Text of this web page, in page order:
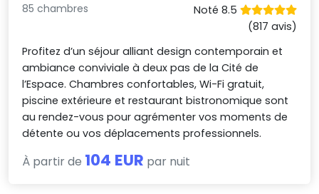
85 chambres
Noté 8.5
(817 avis)
Profitez d’un séjour alliant design contemporain et
ambiance conviviale à deux pas de la Cité de
l’Espace. Chambres confortables, Wi-Fi gratuit,
piscine extérieure et restaurant bistronomique sont
au rendez-vous pour agrémenter vos moments de
détente ou vos déplacements professionnels.
À partir de 104 EUR par nuit